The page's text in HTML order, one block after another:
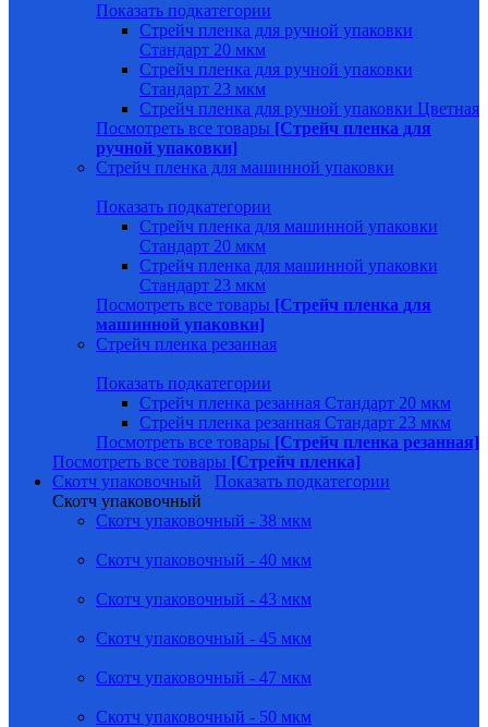
Показать подкатегории
Стрейч пленка для ручной упаковки
Стандарт 20 мкм
Стрейч пленка для ручной упаковки
Стандарт 23 мкм
Стрейч пленка для ручной упаковки Цветная
Посмотреть все товары [Стрейч пленка для
ручной упаковки]
Стрейч пленка для машинной упаковки
Показать подкатегории
Стрейч пленка для машинной упаковки
Стандарт 20 мкм
Стрейч пленка для машинной упаковки
Стандарт 23 мкм
Посмотреть все товары [Стрейч пленка для
машинной упаковки]
Стрейч пленка резанная
Показать подкатегории
Стрейч пленка резанная Стандарт 20 мкм
Стрейч пленка резанная Стандарт 23 мкм
Посмотреть все товары [Стрейч пленка резанная]
Посмотреть все товары [Стрейч пленка]
Скотч упаковочный
Показать подкатегории
Скотч упаковочный
Скотч упаковочный - 38 мкм
Скотч упаковочный - 40 мкм
Скотч упаковочный - 43 мкм
Скотч упаковочный - 45 мкм
Скотч упаковочный - 47 мкм
Скотч упаковочный - 50 мкм